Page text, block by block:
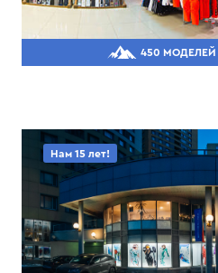
450 МОДЕЛЕЙ
Нам 15 лет!